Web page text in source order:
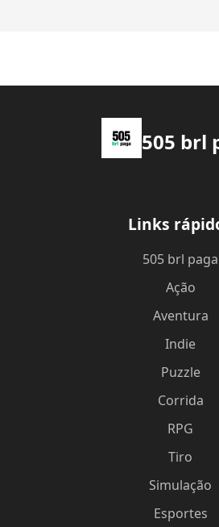
505 brl
Links
505 brl paga
Ação
Aventura
Indie
Puzzle
Corrida
RPG
Tiro
Simulação
Esportes